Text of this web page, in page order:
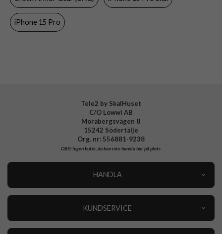
Material Hårdplast (PC), Mjukplast (TPU)
Varumärke
iPhone 15 Pro
Tele2 by SkalHuset
C/O Lowwi AB
Morabergsvägen 8
15242 Södertälje
Org. nr: 556881-9238
OBS!Ingen butik, du kan inte handla här på plats
HANDLA
KUNDSERVICE